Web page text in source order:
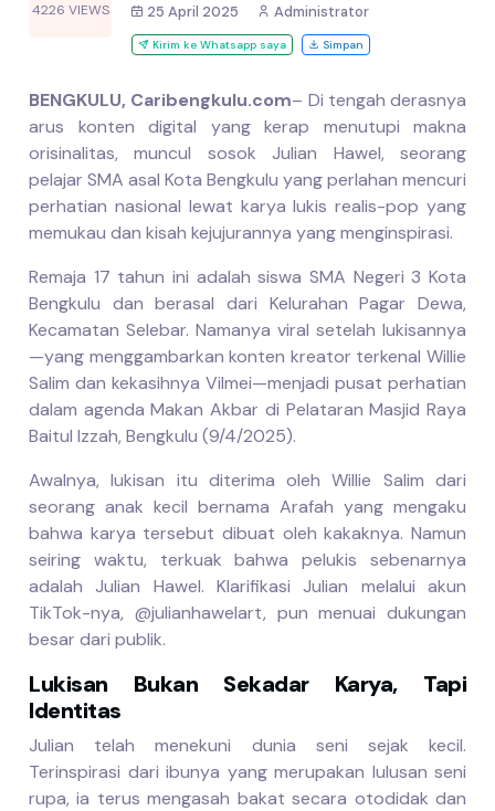
4226 VIEWS 25 April 2025 Administrator
Kirim ke Whatsapp saya Simpan
BENGKULU, Caribengkulu.com– Di tengah derasnya
arus konten digital yang kerap menutupi makna
orisinalitas, muncul sosok Julian Hawel, seorang
pelajar SMA asal Kota Bengkulu yang perlahan mencuri
perhatian nasional lewat karya lukis realis-pop yang
memukau dan kisah kejujurannya yang menginspirasi.
Remaja 17 tahun ini adalah siswa SMA Negeri 3 Kota
Bengkulu dan berasal dari Kelurahan Pagar Dewa,
Kecamatan Selebar. Namanya viral setelah lukisannya
—yang menggambarkan konten kreator terkenal Willie
Salim dan kekasihnya Vilmei—menjadi pusat perhatian
dalam agenda Makan Akbar di Pelataran Masjid Raya
Baitul Izzah, Bengkulu (9/4/2025).
Awalnya, lukisan itu diterima oleh Willie Salim dari
seorang anak kecil bernama Arafah yang mengaku
bahwa karya tersebut dibuat oleh kakaknya. Namun
seiring waktu, terkuak bahwa pelukis sebenarnya
adalah Julian Hawel. Klarifikasi Julian melalui akun
TikTok-nya, @julianhawelart, pun menuai dukungan
besar dari publik.
Lukisan Bukan Sekadar Karya, Tapi
Identitas
Julian telah menekuni dunia seni sejak kecil.
Terinspirasi dari ibunya yang merupakan lulusan seni
rupa, ia terus mengasah bakat secara otodidak dan